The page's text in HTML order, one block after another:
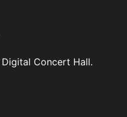
Concert Hall.